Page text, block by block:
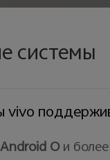
системы
vivo
AndroidOи